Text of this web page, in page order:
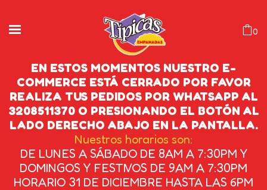
0
EMPANDAS FRITAS
INICIO / PRODUCTOS ETIQUETADOS
“EMPANDAS FRITAS” / PÁGINA 2
EN ESTOS MOMENTOS NUESTRO E-
COMMERCE ESTÁ CERRADO POR FAVOR
REALIZA TUS PEDIDOS POR WHATSAPP AL
3208511370 O PRESIONANDO EL BOTÓN AL
LADO DERECHO ABAJO EN LA PANTALLA.
Nuestros horarios son:
DE LUNES A SÁBADO DE 8AM A 7:30PM Y
DOMINGOS Y FESTIVOS DE 9AM A 7:30PM
HORARIO 31 DE DICIEMBRE HASTA LAS 6PM